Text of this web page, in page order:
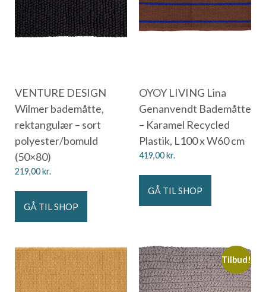
VENTURE DESIGN
Wilmer bademåtte,
rektangulær – sort
polyester/bomuld
(50×80)
219,00kr.
GÅ TIL SHOP
OYOY LIVING Lina
Genanvendt Bademåtte
– Karamel Recycled
Plastik, L100 x W60 cm
419,00kr.
GÅ TIL SHOP
Tilbud!